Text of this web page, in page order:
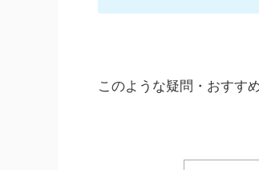
このような疑問・おすす